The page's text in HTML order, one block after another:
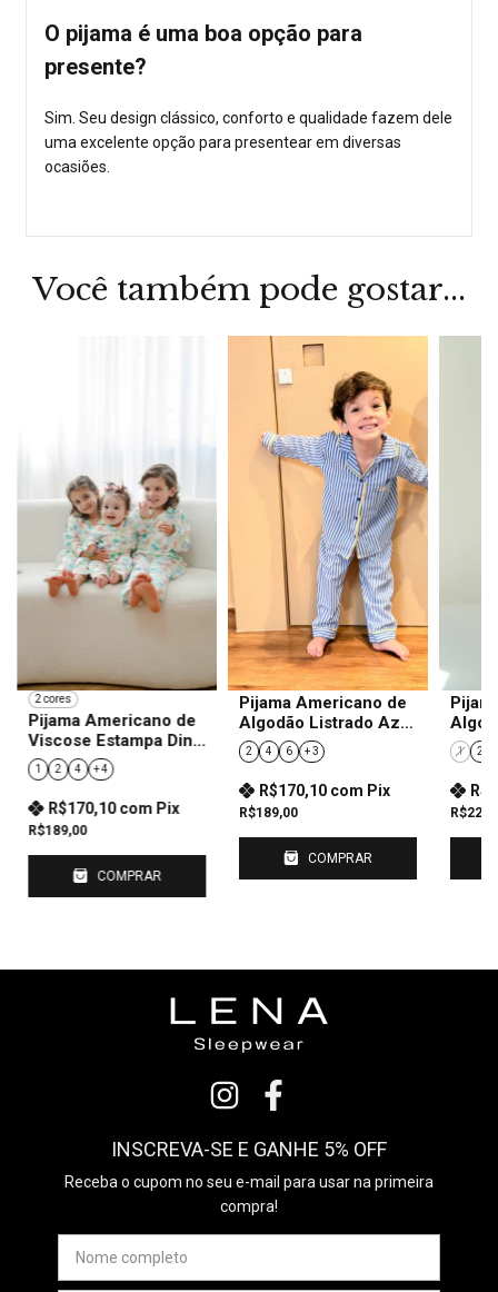
O pijama é uma boa opção para
presente?
Sim. Seu design clássico, conforto e qualidade fazem dele
uma excelente opção para presentear em diversas
ocasiões.
Você também pode gostar...
2 cores
Pijama Americano de
Viscose Estampa Dino
Infantil
1 2 4 + 4
R$189,00
R$170,10com Pix
COMPRAR
Pijama Americano de
Algodão Listrado Azul
Infantil
2 4 6 + 3
R$189,00
R$170,10 com Pix
COMPRAR
1 2
INSCREVA-SE E GANHE 5% OFF
Receba o cupom no seu e-mail para usar na primeira
compra!